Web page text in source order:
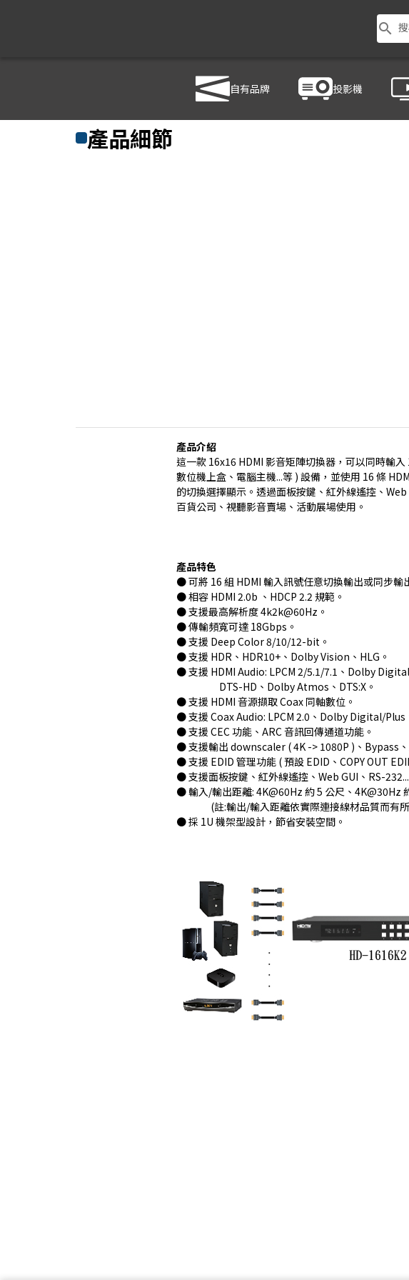
search
自有品牌 投影機
影音處理設備 / HANWELL 捍衛科技 HD-1616K2
產品細節
產品介紹
這一款 16x16 HDMI 影音矩陣切換器，可以同時輸入
數位機上盒、電腦主機...等 ) 設備，並使用 16 條
的切換選擇顯示。透過面板按鍵、紅外線遙控、
百貨公司、視聽影音賣場、活動展場使用。
產品特色
● 可將 16 組 HDMI 輸入訊號任意切換輸出或同步輸
● 相容 HDMI 2.0b 、HDCP 2.2 規範。
● 支援最高解析度 4k2k@60Hz。
● 傳輸頻寬可達 18Gbps。
● 支援 Deep Color 8/10/12-bit。
● 支援 HDR、HDR10+、Dolby Vision、HLG。
● 支援 HDMI Audio: LPCM 2/5.1/7.1、Dolby
DTS-HD、Dolby Atmos、DTS:X。
● 支援 HDMI 音源擷取 Coax 同軸數位。
● 支援 Coax Audio: LPCM 2.0、Dolby Digital/Plus
● 支援 CEC 功能、ARC 音訊回傳通道功能。
● 支援輸出 downscaler ( 4K -> 1080P )、Bypass
● 支援 EDID 管理功能 ( 預設 EDID、COPY OUT
● 支援面板按鍵、紅外線遙控、Web GUI、RS-
● 輸入/輸出距離: 4K@60Hz 約 5 公尺、4K@30Hz
(註:輸出/輸入距離依實際連接線材品質而有
● 採 1U 機架型設計，節省安裝空間。